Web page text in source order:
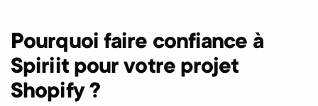
Pourquoi faire confiance à
Spiriit pour votre projet
Shopify ?